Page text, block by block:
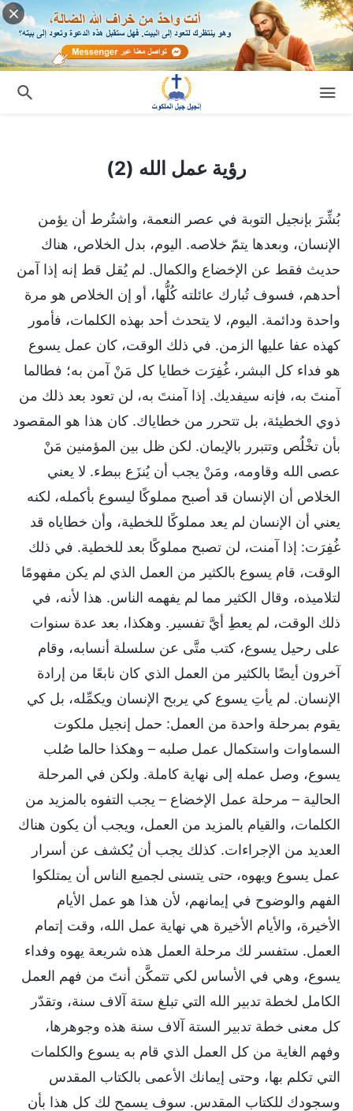
رؤية عمل الله (2)
بُشِّرَ بإنجيل التوبة في عصر النعمة، واشتُرط أن يؤمن
الإنسان، وبعدها يتمّ خلاصه. اليوم، بدل الخلاص، هناك
حديث فقط عن الإخضاع والكمال. لم يُقل قط إنه إذا آمن
أحدهم، فسوف تُبارك عائلته كُلُّها، أو إن الخلاص هو مرة
واحدة ودائمة. اليوم، لا يتحدث أحد بهذه الكلمات، فأمور
كهذه عفا عليها الزمن. في ذلك الوقت، كان عمل يسوع
هو فداء كل البشر، غُفِرَت خطايا كل مَنْ آمن به؛ فطالما
آمنتَ به، فإنه سيفديك. إذا آمنتَ به، لن تعود بعد ذلك من
ذوي الخطيئة، بل تتحرر من خطاياك. كان هذا هو المقصود
بأن تخْلُص وتتبرر بالإيمان. لكن ظل بين المؤمنين مَنْ
عصى الله وقاومه، ومَنْ يجب أن يُنزَع ببطء. لا يعني
الخلاص أن الإنسان قد أصبح مملوكًا ليسوع بأكمله، لكنه
يعني أن الإنسان لم يعد مملوكًا للخطية، وأن خطاياه قد
غُفِرَت: إذا آمنت، لن تصبح مملوكًا بعد للخطية. في ذلك
الوقت، قام يسوع بالكثير من العمل الذي لم يكن مفهومًا
لتلاميذه، وقال الكثير مما لم يفهمه الناس. هذا لأنه، في
ذلك الوقت، لم يعطِ أيَّ تفسير. وهكذا، بعد عدة سنوات
على رحيل يسوع، كتب متَّى عن سلسلة أنسابه، وقام
آخرون أيضًا بالكثير من العمل الذي كان نابعًا من إرادة
الإنسان. لم يأتِ يسوع كي يربح الإنسان ويكمِّله، بل كي
يقوم بمرحلة واحدة من العمل: حمل إنجيل ملكوت
السماوات واستكمال عمل صلبه – وهكذا حالما صُلب
يسوع، وصل عمله إلى نهاية كاملة. ولكن في المرحلة
الحالية – مرحلة عمل الإخضاع – يجب التفوه بالمزيد من
الكلمات، والقيام بالمزيد من العمل، ويجب أن يكون هناك
العديد من الإجراءات. كذلك يجب أن يُكشف عن أسرار
عمل يسوع ويهوه، حتى يتسنى لجميع الناس أن يمتلكوا
الفهم والوضوح في إيمانهم، لأن هذا هو عمل الأيام
الأخيرة، والأيام الأخيرة هي نهاية عمل الله، وقت إتمام
العمل. ستفسر لك مرحلة العمل هذه شريعة يهوه وفداء
يسوع، وهي في الأساس لكي تتمكَّن أنتَ من فهم العمل
الكامل لخطة تدبير الله التي تبلغ ستة آلاف سنة، وتقدّر
كل معنى خطة تدبير الستة آلاف سنة هذه وجوهرها،
وفهم الغاية من كل العمل الذي قام به يسوع والكلمات
التي تكلم بها، وحتى إيمانك الأعمى بالكتاب المقدس
وسجودك للكتاب المقدس. سوف يسمح لك كل هذا بأن